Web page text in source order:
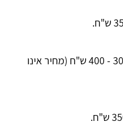
300 - 400 ש"ח (מחיר אינו